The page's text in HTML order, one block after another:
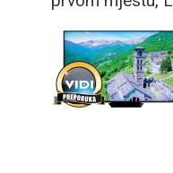
kombinaciju
funkcijama.